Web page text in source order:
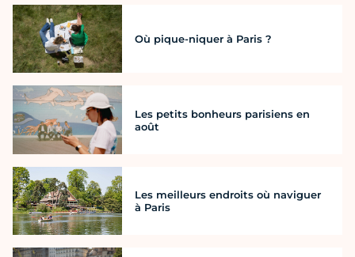
Où pique-niquer à Paris ?
Les petits bonheurs parisiens en
août
Les meilleurs endroits où naviguer
à Paris